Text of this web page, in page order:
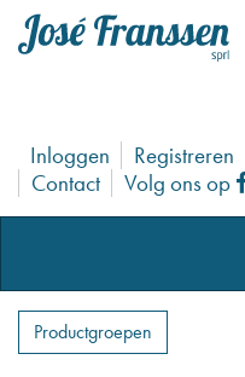
Inloggen Registreren
Contact
Volg ons op
Productgroepen